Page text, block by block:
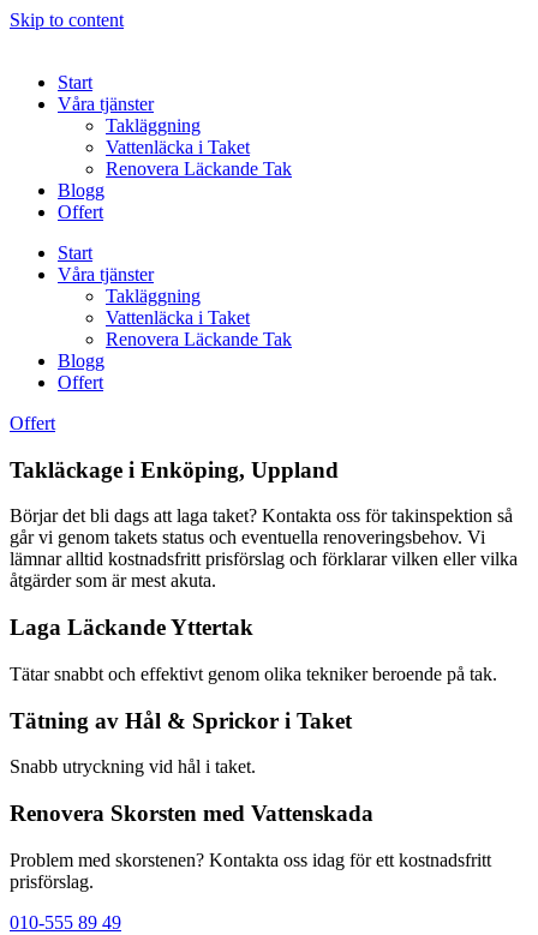
Skip to content
Start
Våra tjänster
Takläggning
Vattenläcka i Taket
Renovera Läckande Tak
Blogg
Offert
Start
Våra tjänster
Takläggning
Vattenläcka i Taket
Renovera Läckande Tak
Blogg
Offert
Offert
Takläckage i Enköping, Uppland
Börjar det bli dags att laga taket? Kontakta oss för takinspektion så
går vi genom takets status och eventuella renoveringsbehov. Vi
lämnar alltid kostnadsfritt prisförslag och förklarar vilken eller vilka
åtgärder som är mest akuta.
Laga Läckande Yttertak
Tätar snabbt och effektivt genom olika tekniker beroende på tak.
Tätning av Hål & Sprickor i Taket
Snabb utryckning vid hål i taket.
Renovera Skorsten med Vattenskada
Problem med skorstenen? Kontakta oss idag för ett kostnadsfritt
prisförslag.
010-555 89 49